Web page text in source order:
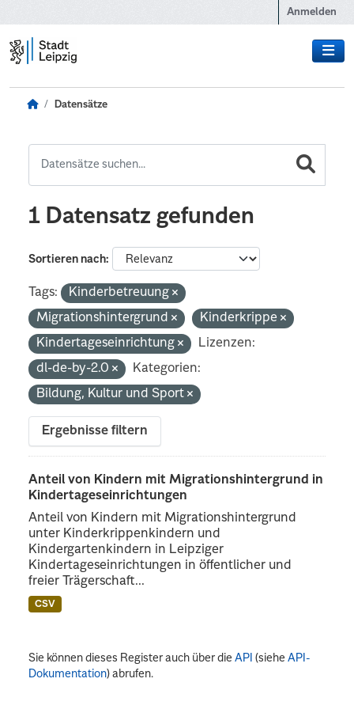
Anmelden
Datensätze
1 Datensatz gefunden
Sortieren nach
Tags:
Kinderbetreuung
Migrationshintergrund
Kinderkrippe
Kindertageseinrichtung
Lizenzen:
dl-de-by-2.0
Kategorien:
Bildung, Kultur und Sport
Ergebnisse filtern
Anteil von Kindern mit Migrationshintergrund in
Kindertageseinrichtungen
Anteil von Kindern mit Migrationshintergrund
unter Kinderkrippenkindern und
Kindergartenkindern in Leipziger
Kindertageseinrichtungen in öffentlicher und
freier Trägerschaft...
CSV
Sie können dieses Register auch über dieAPI (sieheAPI-
Dokumentation) abrufen.